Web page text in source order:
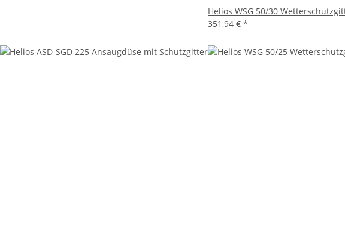
Helios WSG 50/30
351,94 € *